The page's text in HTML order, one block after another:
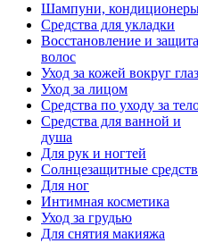
Шампуни,
Средства для укладки
Восстановление и защита
волос
Уход за кожей вокруг глаз
Уход за лицом
Средства по уходу за
Средства для ванной и
душа
Для рук и ногтей
Солнцезащитные
Для ног
Интимная косметика
Уход за грудью
Для снятия макияжа